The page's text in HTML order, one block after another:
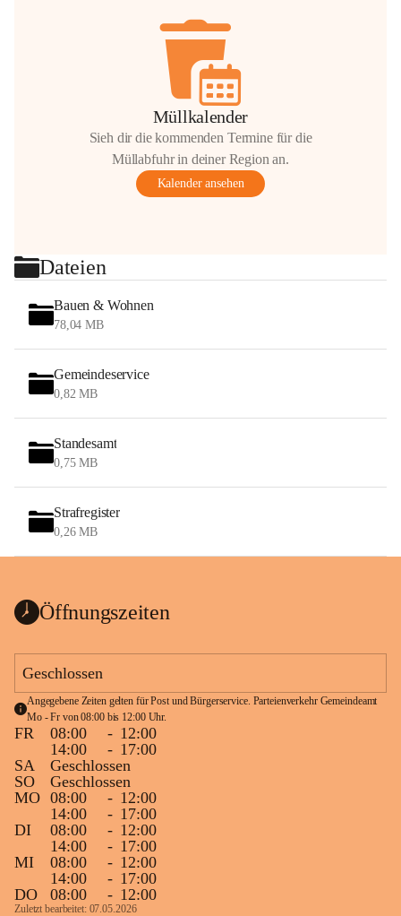
Müllkalender
Sieh dir die kommenden Termine für die
Müllabfuhr in deiner Region an.
Kalender ansehen
Dateien
Bauen & Wohnen
78,04 MB
Gemeindeservice
0,82 MB
Standesamt
0,75 MB
Strafregister
0,26 MB
Öffnungszeiten
Geschlossen
Angegebene Zeiten gelten für Post und Bürgerservice. Parteienverkehr Gemeindeamt
Mo - Fr von 08:00 bis 12:00 Uhr.
FR 08:00 - 12:00
14:00
- 17:00
SA
Geschlossen
SO
Geschlossen
MO 08:00 - 12:00
14:00
- 17:00
DI
08:00 - 12:00
14:00
- 17:00
MI
08:00 - 12:00
14:00
- 17:00
DO
08:00 - 12:00
Zuletzt bearbeitet: 07.05.2026